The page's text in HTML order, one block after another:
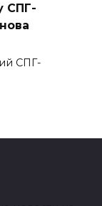
СПГ-
СПГ-